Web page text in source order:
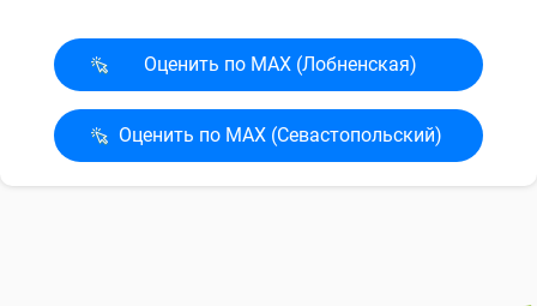
Оценить по MAX (Лобненская)
Оценить по MAX (Севасто­польский)